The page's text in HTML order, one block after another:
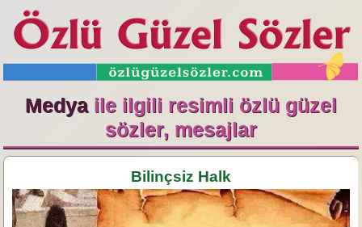
Medyaile ilgili resimli özlü güzel
sözler, mesajlar
Bilinçsiz Halk